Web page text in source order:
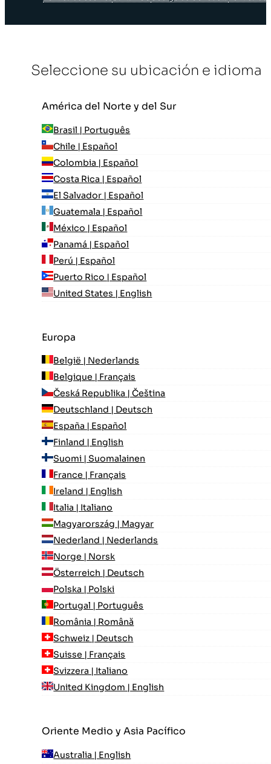
Seleccione su ubicación e idioma
América del Norte y del Sur
Brasil | Português
Chile | Español
Colombia | Español
Costa Rica | Español
El Salvador | Español
Guatemala | Español
México | Español
Panamá | Español
Perú | Español
Puerto Rico | Español
United States | English
Europa
België | Nederlands
Belgique | Français
Česká Republika | Čeština
Deutschland | Deutsch
España | Español
Finland | English
Suomi | Suomalainen
France | Français
Ireland | English
Italia | Italiano
Magyarország | Magyar
Nederland | Nederlands
Norge | Norsk
Österreich | Deutsch
Polska | Polski
Portugal | Português
România | Română
Schweiz | Deutsch
Suisse | Français
Svizzera | Italiano
United Kingdom | English
Oriente Medio y Asia Pacífico
Australia | English